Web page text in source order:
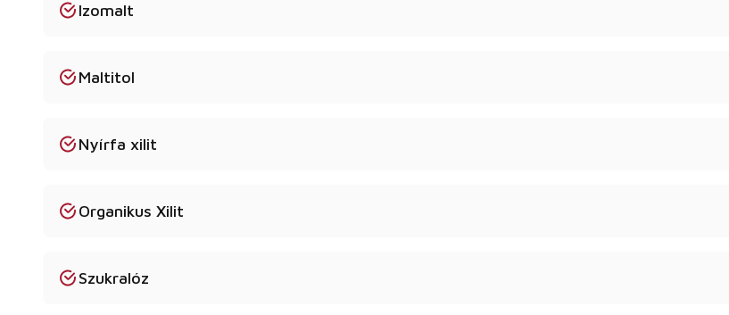
Izomalt
Maltitol
Nyírfa xilit
Organikus Xilit
Szukralóz